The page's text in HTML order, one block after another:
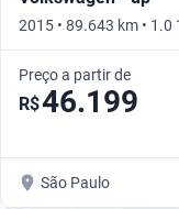
2015 • 89.643 km • 1.0
Automático
Preço a partir de
R$46.199
São Paulo